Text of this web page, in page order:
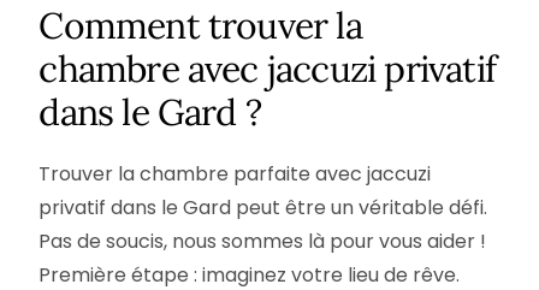
Comment trouver la
chambre avec jaccuzi privatif
dans le Gard ?
Trouver la chambre parfaite avec jaccuzi
privatif dans le Gard peut être un véritable défi.
Pas de soucis, nous sommes là pour vous aider !
Première étape : imaginez votre lieu de rêve.